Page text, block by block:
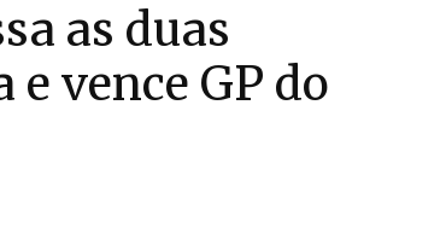
as duas
vence GP do